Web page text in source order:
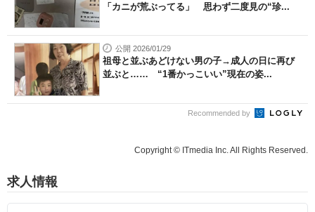
「カニが荒ぶってる」 思わず二度見の“珍...
公開 2026/01/29
祖母と並ぶあどけない男の子→成人の日に再び
並ぶと…… “1番かっこいい”現在の姿...
Recommended by
Copyright © ITmedia Inc. All Rights Reserved.
求人情報